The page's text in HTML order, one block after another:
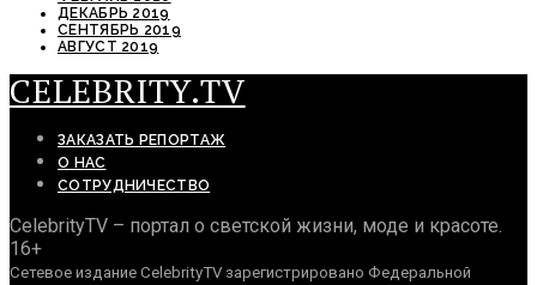
ДЕКАБРЬ 2019
СЕНТЯБРЬ 2019
АВГУСТ 2019
CELEBRITY.TV
ЗАКАЗАТЬ РЕПОРТАЖ
О НАС
СОТРУДНИЧЕСТВО
CelebrityTV – портал о светской жизни, моде и красоте.
16+
Сетевое издание CelebrityTV зарегистрировано Федеральной